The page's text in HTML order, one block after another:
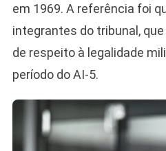
em 1969. A referência foi
integrantes do tribunal,
de respeito à legalidade
período do AI-5.